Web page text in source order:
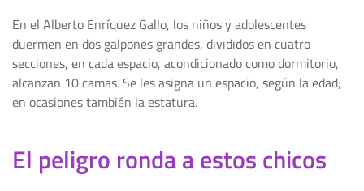
En el Alberto Enríquez Gallo, los niños y adolescentes
duermen en dos galpones grandes, divididos en cuatro
secciones, en cada espacio, acondicionado como dormitorio,
alcanzan 10 camas. Se les asigna un espacio, según la edad;
en ocasiones también la estatura.
El peligro ronda a estos chicos